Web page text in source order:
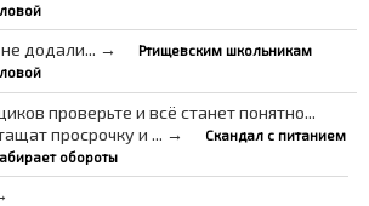
додали... →
Ртищевским школьникам
проверьте и всё станет понятно...
просрочку и ... →
Скандал с питанием
обороты